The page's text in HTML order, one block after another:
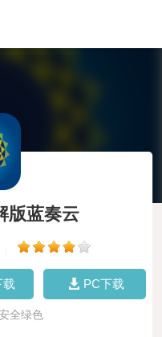
版蓝奏云
载 PC下载
全绿色